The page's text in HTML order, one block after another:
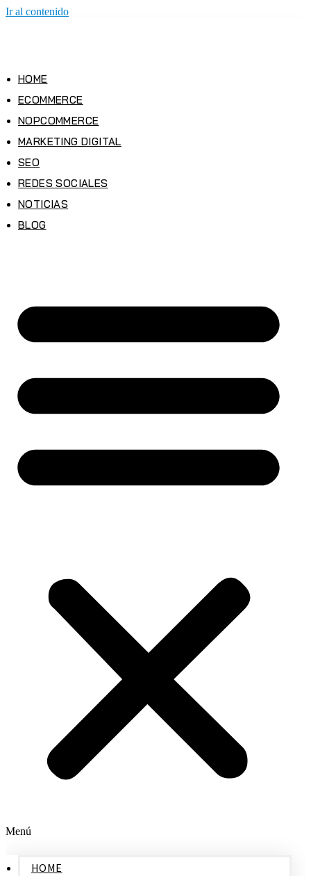
Ir al contenido
HOME
ECOMMERCE
NOPCOMMERCE
MARKETING DIGITAL
SEO
REDES SOCIALES
NOTICIAS
BLOG
Menú
HOME